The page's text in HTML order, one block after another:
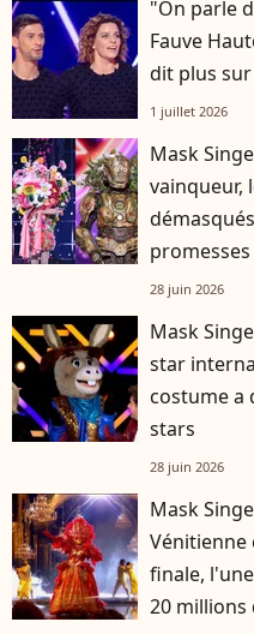
"On parle
Fauve
dit plus sur
1 juillet 2026
Mask
vainqueur,
promesses
28 juin 2026
Mask
star
costume a
stars
28 juin 2026
Mask
Vénitienne
finale,
20 millions